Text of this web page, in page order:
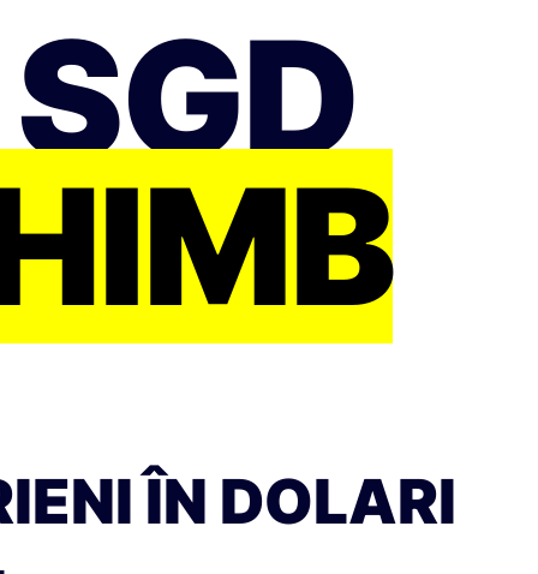
ÎN DOLARI